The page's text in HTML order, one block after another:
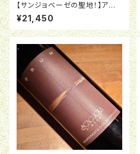
【サンジョベーゼの聖地！】アンフ
ィテアトロ2019モンテフィリ〈16
949〉
¥21,450